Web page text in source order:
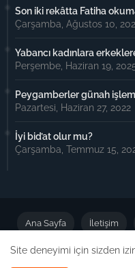
Son iki rekâtta Fatiha
Çarşamba, Ağustos 10,
Yabancı kadınlara
Perşembe, Haziran 19,
Peygamberler günah
Pazartesi, Haziran 27, 2022
İyi bid’at olur mu?
Çarşamba, Temmuz 15,
Ana Sayfa İletişim
Önemli Duyuru
Site deneyimi için sizden